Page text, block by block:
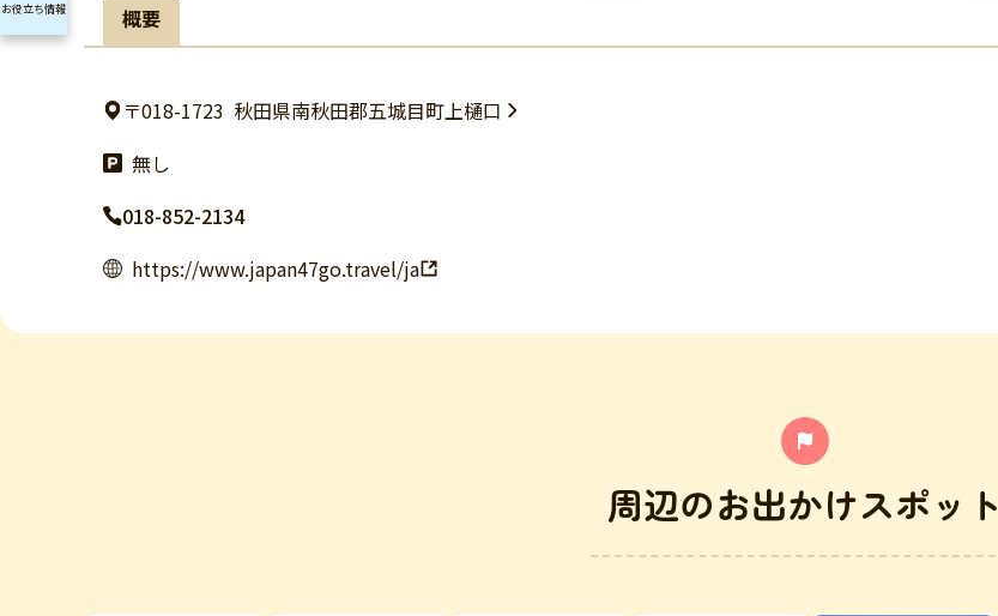
概要
〒018-1723 秋田県南秋田郡五城目町上樋口
無し
018-852-2134
https://www.japan47go.travel/ja
周辺のお出かけスポット
お役立ち情報